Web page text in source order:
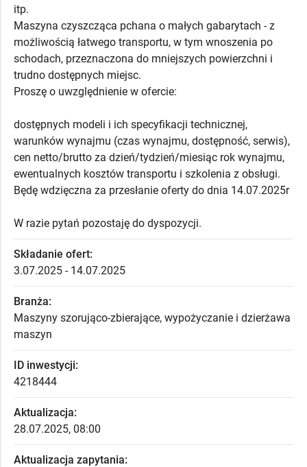
itp.
Maszyna czyszcząca pchana o małych gabarytach - z
możliwością łatwego transportu, w tym wnoszenia po
schodach, przeznaczona do mniejszych powierzchni i
trudno dostępnych miejsc.
Proszę o uwzględnienie w ofercie:
dostępnych modeli i ich specyfikacji technicznej,
warunków wynajmu (czas wynajmu, dostępność, serwis),
cen netto/brutto za dzień/tydzień/miesiąc rok wynajmu,
ewentualnych kosztów transportu i szkolenia z obsługi.
Będę wdzięczna za przesłanie oferty do dnia 14.07.2025r
W razie pytań pozostaję do dyspozycji.
Składanie ofert:
3.07.2025 - 14.07.2025
Branża:
Maszyny szorująco-zbierające, wypożyczanie i dzierżawa
maszyn
ID inwestycji:
4218444
Aktualizacja:
28.07.2025, 08:00
Aktualizacja zapytania: